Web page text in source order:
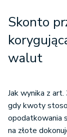
Skonto
walut
Jak wynika z
gdy kwoty
opodatkowania
na złote